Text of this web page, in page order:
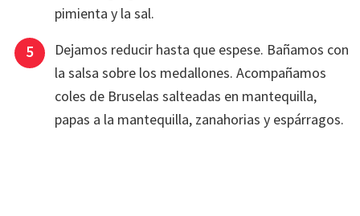
pimienta y la sal.
Dejamos reducir hasta que espese. Bañamos con
la salsa sobre los medallones. Acompañamos
coles de Bruselas salteadas en mantequilla,
papas a la mantequilla, zanahorias y espárragos.